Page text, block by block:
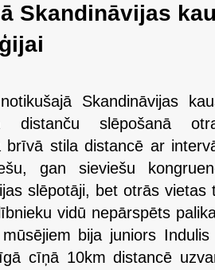
Skandināvijas
Skandināvijas
distanču slēpošanā
brīvā stila distancē ar
gan sieviešu
slēpotāji, bet otrās
vidū nepārspēts
bija juniors
cīņā 10km distancē